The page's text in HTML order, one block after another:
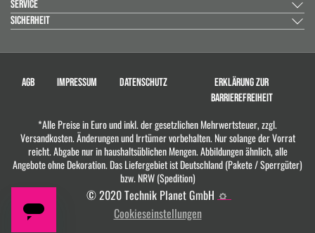
SERVICE
SICHERHEIT
AGB IMPRESSUM DATENSCHUTZ
ERKLÄRUNG ZUR
BARRIEREFREIHEIT
*Alle Preise in Euro und inkl. der gesetzlichen Mehrwertsteuer, zzgl.
Versandkosten. Änderungen und Irrtümer vorbehalten. Nur solange der Vorrat
reicht. Abgabe nur in haushaltsüblichen Mengen. Abbildungen ähnlich, alle
Angebote ohne Dekoration. Das Liefergebiet ist Deutschland (Pakete / Sperrgüter)
bzw. NRW (Spedition)
© 2020 Technik Planet GmbH
Cookieseinstellungen